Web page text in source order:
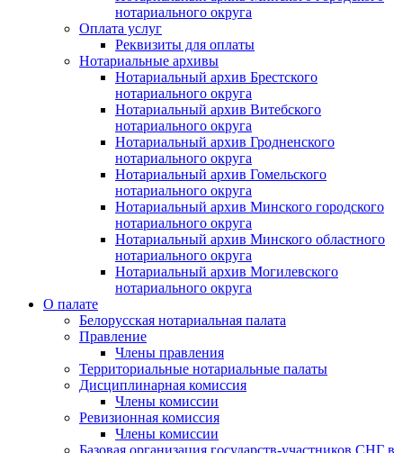
нотариального округа
Оплата услуг
Реквизиты для оплаты
Нотариальные архивы
Нотариальный архив Брестского
нотариального округа
Нотариальный архив Витебского
нотариального округа
Нотариальный архив Гродненского
нотариального округа
Нотариальный архив Гомельского
нотариального округа
Нотариальный архив Минского городского
нотариального округа
Нотариальный архив Минского областного
нотариального округа
Нотариальный архив Могилевского
нотариального округа
О палате
Белорусская нотариальная палата
Правление
Члены правления
Территориальные нотариальные палаты
Дисциплинарная комиссия
Члены комиссии
Ревизионная комиссия
Члены комиссии